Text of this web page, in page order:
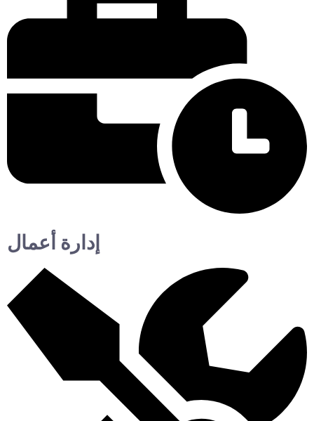
إدارة أعمال